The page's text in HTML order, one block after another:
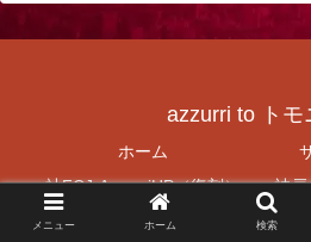
azzurri to トモ
ホーム
社FCJrAzzurriHP（復刻）
神戸
メニュー ホーム 検索